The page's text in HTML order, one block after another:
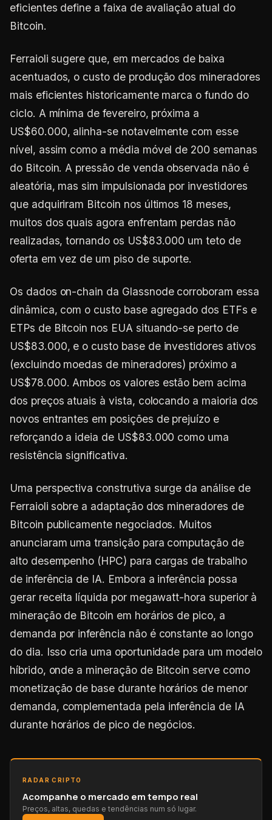
eficientes define a faixa de avaliação atual do
Bitcoin.
Ferraioli sugere que, em mercados de baixa
acentuados, o custo de produção dos mineradores
mais eficientes historicamente marca o fundo do
ciclo. A mínima de fevereiro, próxima a
US$60.000, alinha-se notavelmente com esse
nível, assim como a média móvel de 200 semanas
do Bitcoin. A pressão de venda observada não é
aleatória, mas sim impulsionada por investidores
que adquiriram Bitcoin nos últimos 18 meses,
muitos dos quais agora enfrentam perdas não
realizadas, tornando os US$83.000 um teto de
oferta em vez de um piso de suporte.
Os dados on-chain da Glassnode corroboram essa
dinâmica, com o custo base agregado dos ETFs e
ETPs de Bitcoin nos EUA situando-se perto de
US$83.000, e o custo base de investidores ativos
(excluindo moedas de mineradores) próximo a
US$78.000. Ambos os valores estão bem acima
dos preços atuais à vista, colocando a maioria dos
novos entrantes em posições de prejuízo e
reforçando a ideia de US$83.000 como uma
resistência significativa.
Uma perspectiva construtiva surge da análise de
Ferraioli sobre a adaptação dos mineradores de
Bitcoin publicamente negociados. Muitos
anunciaram uma transição para computação de
alto desempenho (HPC) para cargas de trabalho
de inferência de IA. Embora a inferência possa
gerar receita líquida por megawatt-hora superior à
mineração de Bitcoin em horários de pico, a
demanda por inferência não é constante ao longo
do dia. Isso cria uma oportunidade para um modelo
híbrido, onde a mineração de Bitcoin serve como
monetização de base durante horários de menor
demanda, complementada pela inferência de IA
durante horários de pico de negócios.
RADAR CRIPTO
Acompanhe o mercado em tempo real
Preços, altas, quedas e tendências num só lugar.